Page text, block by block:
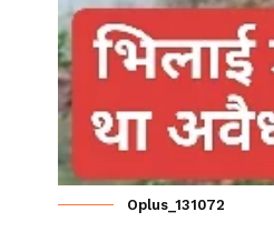
Oplus_131072